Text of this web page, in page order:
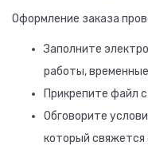
Оформление заказа
Заполните
работы,
Прикрепите файл
Обговорите
который свяжется